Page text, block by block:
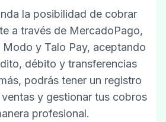
la posibilidad de cobrar
a través de MercadoPago,
Modo y Talo Pay, aceptando
débito y transferencias
podrás tener un registro
y gestionar tus cobros
profesional.